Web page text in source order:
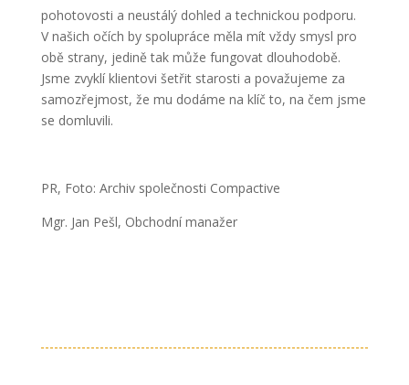
pohotovosti a neustálý dohled a technickou podporu.
V našich očích by spolupráce měla mít vždy smysl pro
obě strany, jedině tak může fungovat dlouhodobě.
Jsme zvyklí klientovi šetřit starosti a považujeme za
samozřejmost, že mu dodáme na klíč to, na čem jsme
se domluvili.
PR, Foto: Archiv společnosti Compactive
Mgr. Jan Pešl, Obchodní manažer